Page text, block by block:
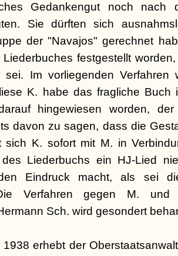
Gedankengut noch nach
Sie dürften sich
der "Navajos" gerechnet
festgestellt
sei. Im vorliegenden Verfahren
K. habe das fragliche Buch
hingewiesen worden,
davon zu sagen, dass die
sich K. sofort mit M. in
des Liederbuchs ein HJ-Lied
Eindruck macht, als sei
Verfahren gegen M. und
Sch. wird gesondert
erhebt der